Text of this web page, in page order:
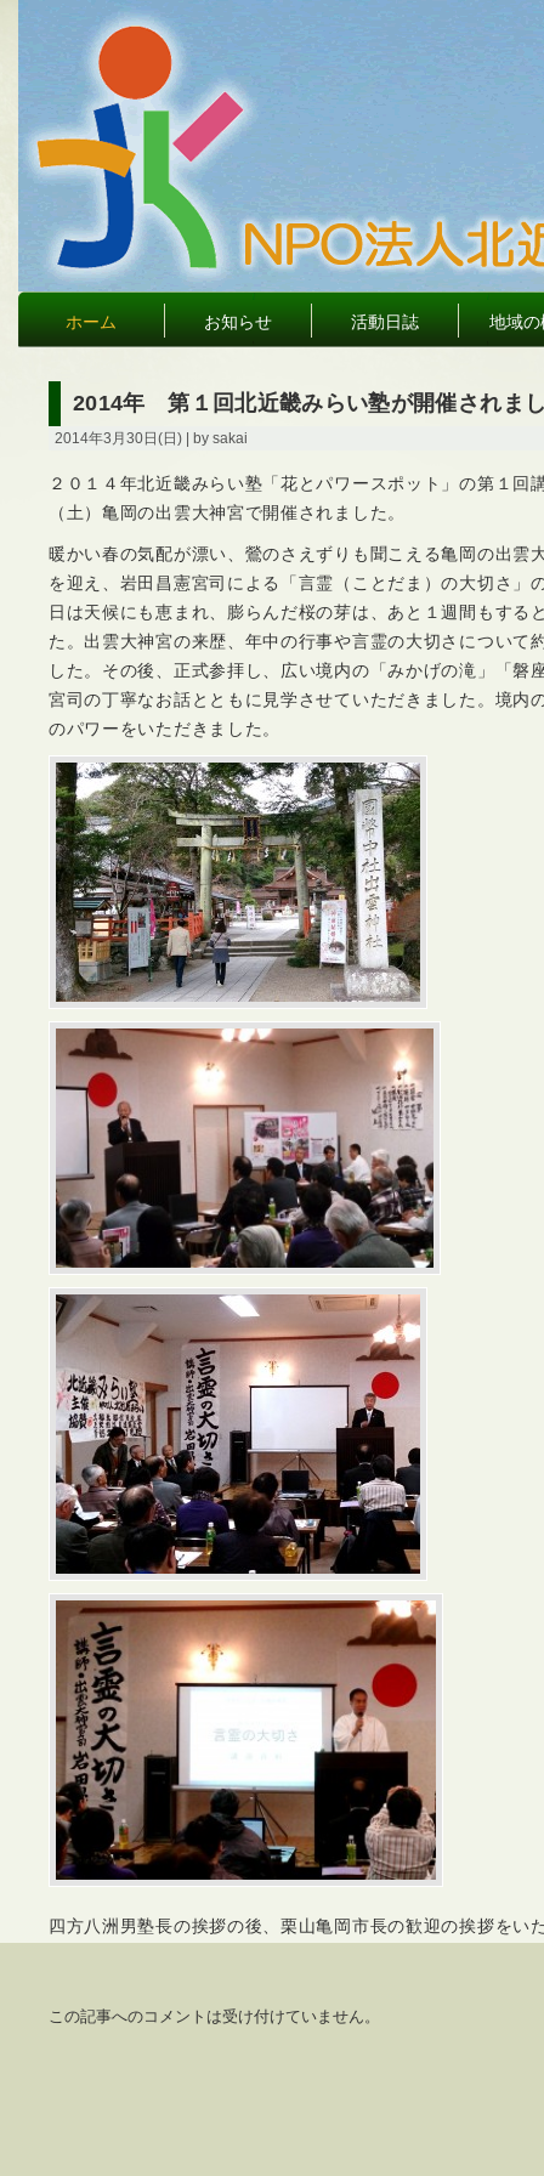
ホーム お知らせ 活動日誌 地域の
2014年 第１回北近畿みらい塾が開催されま
2014年3月30日(日) | by sakai
２０１４年北近畿みらい塾「花とパワースポット」の第１回
（土）亀岡の出雲大神宮で開催されました。
暖かい春の気配が漂い、鶯のさえずりも聞こえる亀岡の出雲
を迎え、岩田昌憲宮司による「言霊（ことだま）の大切さ」
日は天候にも恵まれ、膨らんだ桜の芽は、あと１週間もする
た。出雲大神宮の来歴、年中の行事や言霊の大切さについて
した。その後、正式参拝し、広い境内の「みかげの滝」「磐
宮司の丁寧なお話とともに見学させていただきました。境内
のパワーをいただきました。
四方八洲男塾長の挨拶の後、栗山亀岡市長の歓迎の挨拶をい
この記事へのコメントは受け付けていません。